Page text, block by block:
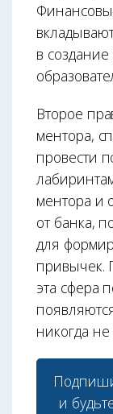
в создание
Второе
ментора,
провести
ментора и
от банка,
для
привычек.
эта сфера
никогда не
и